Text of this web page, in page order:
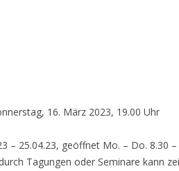
16. März 2023, 19.00 Uhr
– 25.04.23, geöffnet Mo. – Do. 8.30
Tagungen oder Seminare kann